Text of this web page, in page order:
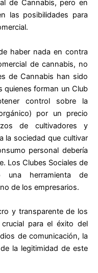
de Cannabis, pero en
las posibilidades para
haber nada en contra
de cannabis, no
de Cannabis han sido
quienes forman un Club
control sobre la
por un precio
de cultivadores y
la sociedad que cultivar
personal debería
Los Clubes Sociales de
una herramienta de
de los empresarios.
y transparente de los
para el éxito del
de comunicación, la
la legitimidad de este